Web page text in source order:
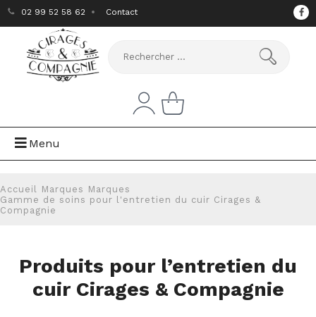
02 99 52 58 62 Contact
Menu
Accueil Marques Marques
Gamme de soins pour l'entretien du cuir Cirages &
Compagnie
Produits pour l’entretien du
cuir Cirages & Compagnie